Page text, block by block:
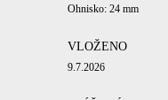
Ohnisko: 24 mm
VLOŽENO
9.7.2026